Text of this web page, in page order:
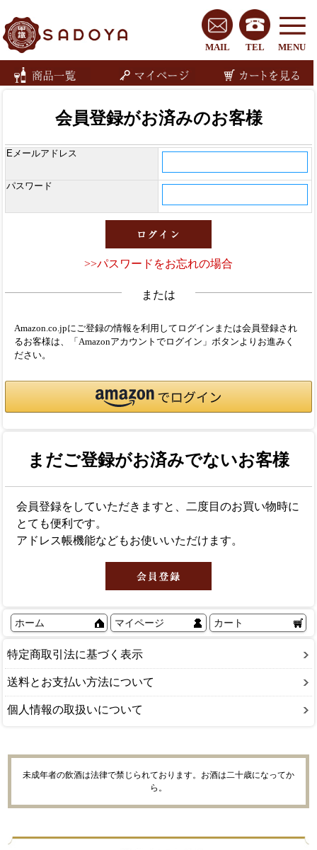
MENU
TEL
MAIL
会員登録がお済みのお客様
Eメールアドレス
パスワード
>>パスワードをお忘れの場合
または
Amazon.co.jpにご登録の情報を利用してログインまたは会員登録され
るお客様は、「Amazonアカウントでログイン」ボタンよりお進みく
ださい。
まだご登録がお済みでないお客様
会員登録をしていただきますと、二度目のお買い物時に
とても便利です。
アドレス帳機能などもお使いいただけます。
ホーム マイページ カート
特定商取引法に基づく表示
送料とお支払い方法について
個人情報の取扱いについて
未成年者の飲酒は法律で禁じられております。お酒は二十歳になってか
ら。